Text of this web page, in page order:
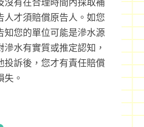
沒有在合理時間內採取補
人才須賠償原告人。如您
知您的單位可能是滲水源
滲水有實質或推定認知，
投訴後，您才有責任賠償
失。